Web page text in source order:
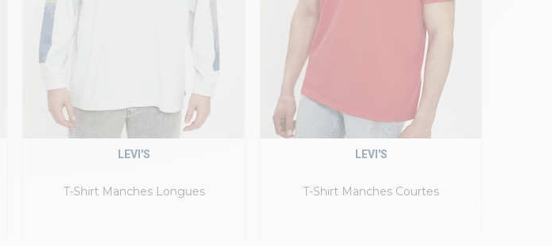
T-Shirt Manches Longues
LEVI'S
T-Shirt Manches Courtes
LEVI'S